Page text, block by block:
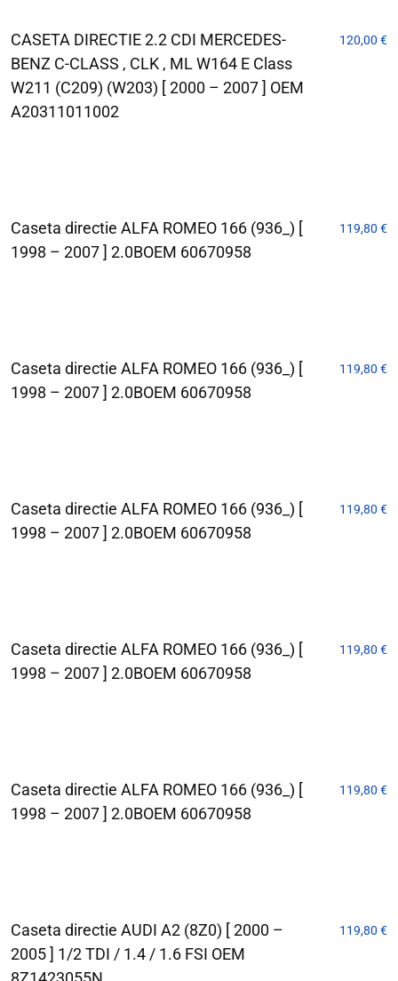
CASETA DIRECTIE 2.2 CDI MERCEDES-
BENZ C-CLASS , CLK , ML W164 E Class
W211 (C209) (W203) [ 2000 – 2007 ] OEM
A20311011002
120,00 €
Caseta directie ALFA ROMEO 166 (936_) [
1998 – 2007 ] 2.0BOEM 60670958
119,80 €
Caseta directie ALFA ROMEO 166 (936_) [
1998 – 2007 ] 2.0BOEM 60670958
119,80 €
Caseta directie ALFA ROMEO 166 (936_) [
1998 – 2007 ] 2.0BOEM 60670958
119,80 €
Caseta directie ALFA ROMEO 166 (936_) [
1998 – 2007 ] 2.0BOEM 60670958
119,80 €
Caseta directie ALFA ROMEO 166 (936_) [
1998 – 2007 ] 2.0BOEM 60670958
119,80 €
Caseta directie AUDI A2 (8Z0) [ 2000 –
2005 ] 1/2 TDI / 1.4 / 1.6 FSI OEM
119,80 €